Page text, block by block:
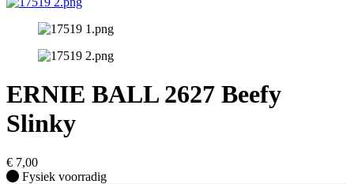
ERNIE BALL 2627 Beefy
Slinky
€ 7,00
Fysiek voorradig
Fysiek voorradig